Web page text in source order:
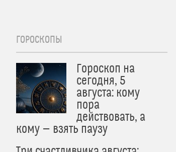
ГОРОСКОПЫ
Гороскоп на
сегодня, 5
августа: кому
пора
действовать, а
кому — взять паузу